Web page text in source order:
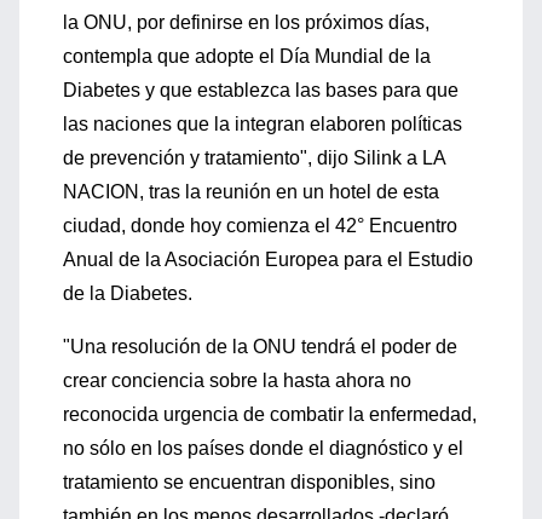
la ONU, por definirse en los próximos días,
contempla que adopte el Día Mundial de la
Diabetes y que establezca las bases para que
las naciones que la integran elaboren políticas
de prevención y tratamiento", dijo Silink a LA
NACION, tras la reunión en un hotel de esta
ciudad, donde hoy comienza el 42° Encuentro
Anual de la Asociación Europea para el Estudio
de la Diabetes.
"Una resolución de la ONU tendrá el poder de
crear conciencia sobre la hasta ahora no
reconocida urgencia de combatir la enfermedad,
no sólo en los países donde el diagnóstico y el
tratamiento se encuentran disponibles, sino